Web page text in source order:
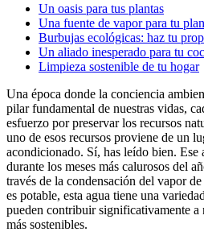
Un oasis para tus plantas
Una fuente de vapor para tu
Burbujas ecológicas: haz tu
Un aliado inesperado para tu
Limpieza sostenible de tu hogar
Una época donde la conciencia
pilar fundamental de nuestras vidas,
esfuerzo por preservar los recursos
uno de esos recursos proviene de un
acondicionado. Sí, has leído bien. Ese
durante los meses más calurosos del
través de la condensación del vapor
es potable, esta agua tiene una
pueden contribuir significativamente a
más sostenibles.